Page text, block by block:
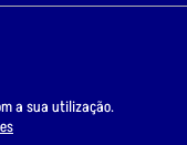
a sua utilização.